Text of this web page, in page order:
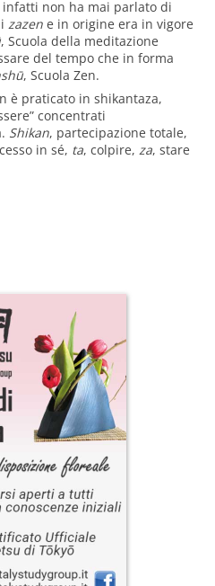
infatti non ha mai parlato di
zazen e in origine era in vigore
, Scuola della meditazione
del tempo che in forma
, Scuola Zen.
è praticato in shikantaza,
concentrati
Shikan, partecipazione totale,
in sé, ta, colpire, za, stare